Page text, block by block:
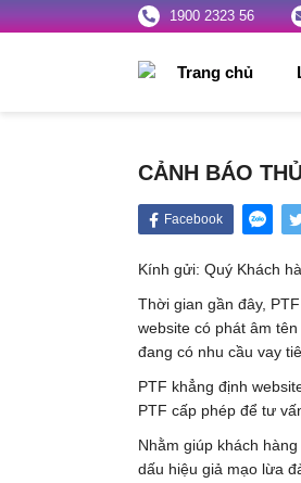
1900 2323 56
Trang chủ
CẢNH BÁO
Facebook
Kính gửi: Quý Khách
Thời gian gần đây,
website có phát âm
đang có nhu cầu vay
PTF khẳng định
PTF cấp phép để tư
Nhằm giúp khách
dấu hiệu giả mạo lừa